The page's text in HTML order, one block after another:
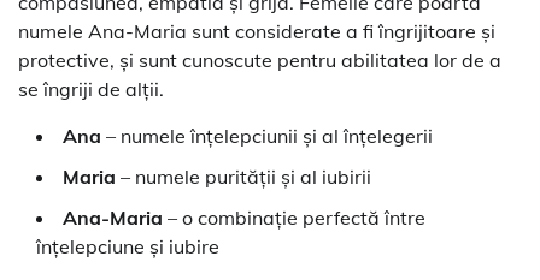
numele Ana-Maria sunt considerate a fi îngrijitoare și
protective, și sunt cunoscute pentru abilitatea lor de a
se îngriji de alții.
Ana – numele înțelepciunii și al înțelegerii
Maria – numele purității și al iubirii
Ana-Maria – o combinație perfectă între
înțelepciune și iubire